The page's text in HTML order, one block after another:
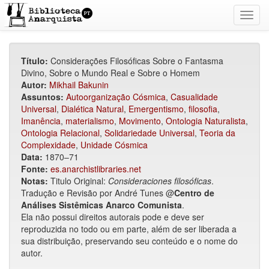
Título: Considerações Filosóficas Sobre o Fantasma
Divino, Sobre o Mundo Real e Sobre o Homem
Autor: Mikhail Bakunin
Assuntos: Autoorganização Cósmica, Casualidade
Universal, Dialética Natural, Emergentismo, filosofia,
Imanência, materialismo, Movimento, Ontologia Naturalista,
Ontologia Relacional, Solidariedade Universal, Teoria da
Complexidade, Unidade Cósmica
Data: 1870–71
Fonte: es.anarchistlibraries.net
Notas: Titulo Original: Consideraciones filosóficas.
Tradução e Revisão por André Tunes @Centro de
Análises Sistêmicas Anarco Comunista.
Ela não possui direitos autorais pode e deve ser
reproduzida no todo ou em parte, além de ser liberada a
sua distribuição, preservando seu conteúdo e o nome do
autor.